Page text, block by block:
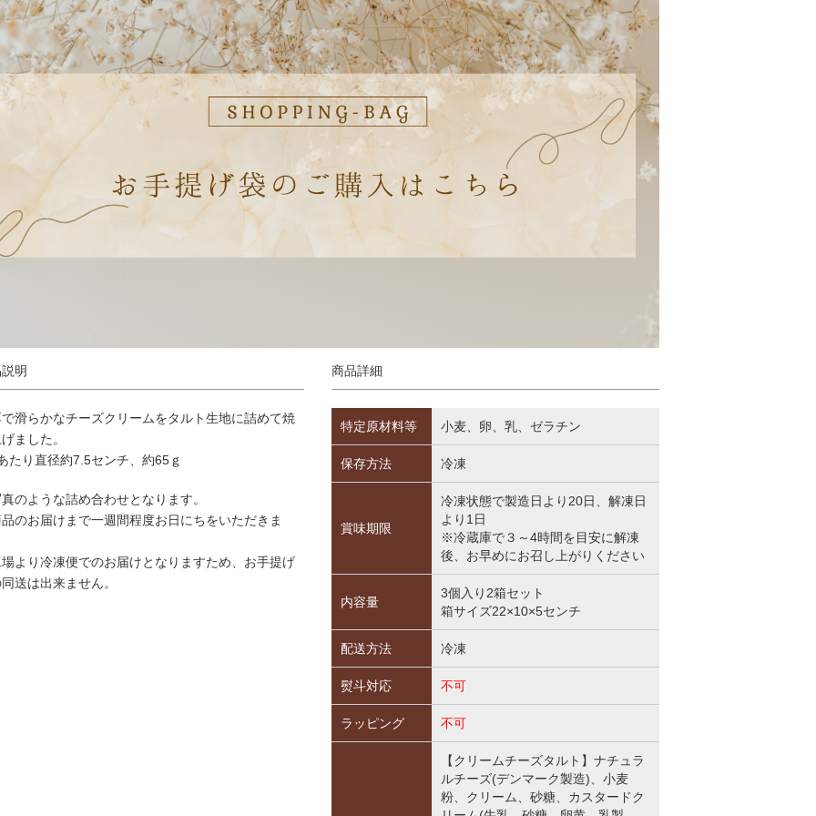
明
滑らかなチーズクリームをタルト生地に詰めて焼
ました。
たり直径約7.5センチ、約65ｇ
のような詰め合わせとなります。
のお届けまで一週間程度お日にちをいただきま
より冷凍便でのお届けとなりますため、お手提げ
送は出来ません。
商品詳細
特定原材料等 小麦、卵、乳、ゼラチン
保存方法 冷凍
賞味期限
冷凍状態で製造日より20日、解凍日
より1日
※冷蔵庫で３～4時間を目安に解凍
後、お早めにお召し上がりください
内容量
3個入り2箱セット
箱サイズ22×10×5センチ
配送方法 冷凍
熨斗対応 不可
ラッピング 不可
【クリームチーズタルト】ナチュラ
ルチーズ(デンマーク製造)、小麦
粉、クリーム、砂糖、カスタードク